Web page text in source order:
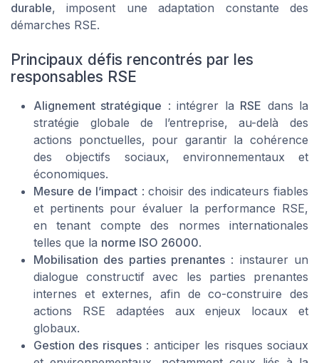
durable, imposent une adaptation constante des
démarches RSE.
Principaux défis rencontrés par les
responsables RSE
Alignement stratégique : intégrer la RSE dans la
stratégie globale de l’entreprise, au-delà des
actions ponctuelles, pour garantir la cohérence
des objectifs sociaux, environnementaux et
économiques.
Mesure de l’impact: choisir des indicateurs fiables
et pertinents pour évaluer la performance RSE,
en tenant compte des normes internationales
telles que la norme ISO 26000.
Mobilisation des parties prenantes : instaurer un
dialogue constructif avec les parties prenantes
internes et externes, afin de co-construire des
actions RSE adaptées aux enjeux locaux et
globaux.
Gestion des risques: anticiper les risques sociaux